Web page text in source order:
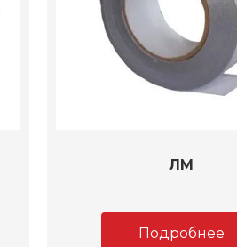
ЛМ
Подробнее